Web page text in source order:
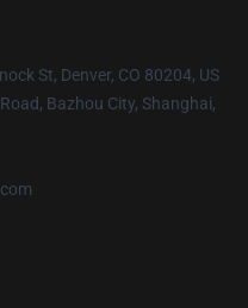
St, Denver, CO 80204, US
Bazhou City, Shanghai,